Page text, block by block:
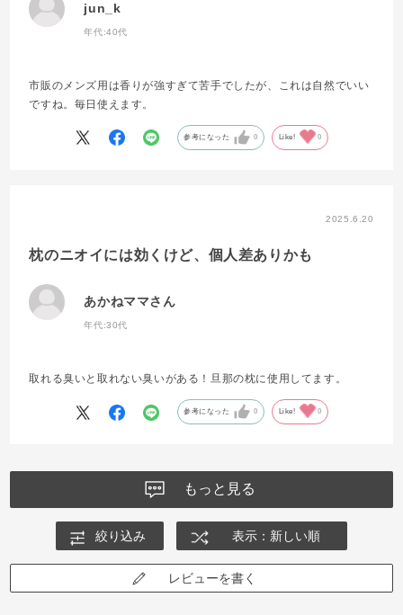
jun_k
年代:40代
市販のメンズ用は香りが強すぎて苦手でしたが、これは自然でいい
ですね。毎日使えます。
参考になった 0 Like! 0
2025.6.20
枕のニオイには効くけど、個人差ありかも
あかねママさん
年代:30代
取れる臭いと取れない臭いがある！旦那の枕に使用してます。
参考になった 0 Like! 0
もっと見る
絞り込み 表示：新しい順
レビューを書く